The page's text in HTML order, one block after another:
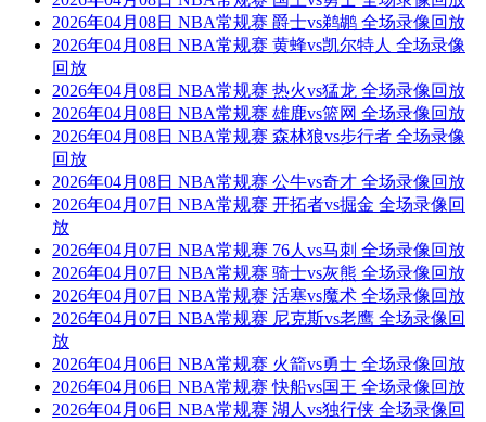
2026年04月08日 NBA常规赛 爵士vs鹈鹕 全场录像回放
2026年04月08日 NBA常规赛 黄蜂vs凯尔特人 全场录像
回放
2026年04月08日 NBA常规赛 热火vs猛龙 全场录像回放
2026年04月08日 NBA常规赛 雄鹿vs篮网 全场录像回放
2026年04月08日 NBA常规赛 森林狼vs步行者 全场录像
回放
2026年04月08日 NBA常规赛 公牛vs奇才 全场录像回放
2026年04月07日 NBA常规赛 开拓者vs掘金 全场录像回
放
2026年04月07日 NBA常规赛 76人vs马刺 全场录像回放
2026年04月07日 NBA常规赛 骑士vs灰熊 全场录像回放
2026年04月07日 NBA常规赛 活塞vs魔术 全场录像回放
2026年04月07日 NBA常规赛 尼克斯vs老鹰 全场录像回
放
2026年04月06日 NBA常规赛 火箭vs勇士 全场录像回放
2026年04月06日 NBA常规赛 快船vs国王 全场录像回放
2026年04月06日 NBA常规赛 湖人vs独行侠 全场录像回